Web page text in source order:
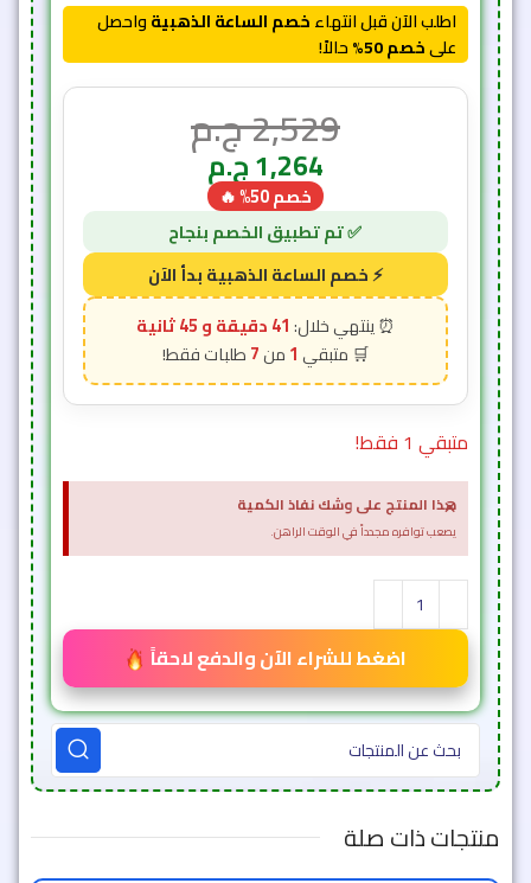
اطلب الآن قبل انتهاءخصم الساعة الذهبيةواحصل
علىخصم 50% حالاً!
2,529ج.م
1,264ج.م
خصم 50% 🔥
41 دقيقة و 42 ثانية
1
7
متبقي 1 فقط!
هذا المنتج على وشك نفاذ الكمية
يصعب توافره مجدداً في الوقت الراهن.
×
اضغط للشراء الآن والدفع لاحقاً
منتجات ذات صلة